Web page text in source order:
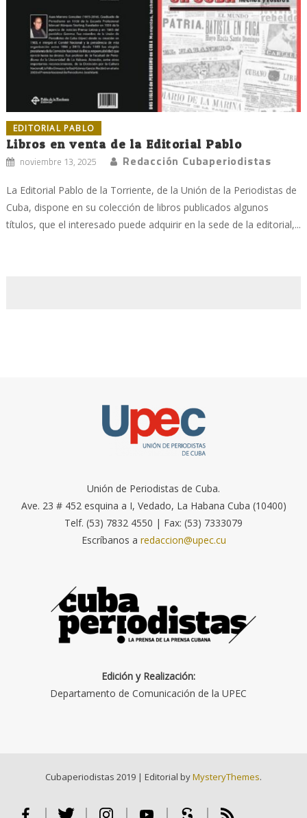
EDITORIAL PABLO
Libros en venta de la Editorial Pablo
noviembre 13, 2025 Redacción Cubaperiodistas
La Editorial Pablo de la Torriente, de la Unión de la Periodistas de
Cuba, dispone en su colección de libros publicados algunos
títulos, que el interesado puede adquirir en la sede de la editorial,...
Unión de Periodistas de Cuba.
Ave. 23 # 452 esquina a I, Vedado, La Habana Cuba (10400)
Telf. (53) 7832 4550 | Fax: (53) 7333079
Escríbanos a redaccion@upec.cu
Edición y Realización:
Departamento de Comunicación de la UPEC
Cubaperiodistas 2019 | Editorial byMysteryThemes.